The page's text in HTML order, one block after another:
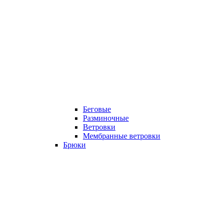
Беговые
Разминочные
Ветровки
Мембранные ветровки
Брюки